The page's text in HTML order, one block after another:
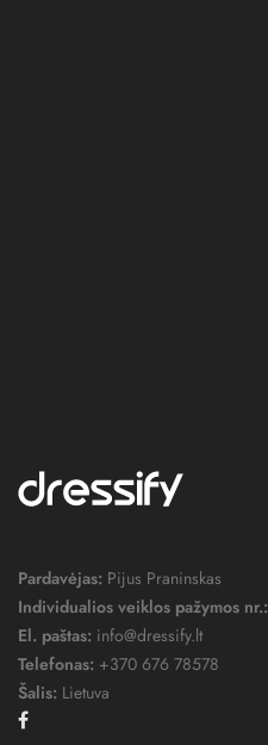
Pardavėjas: Pijus Praninskas
Individualios veiklos pažymos nr.:
El. paštas: info@dressify.lt
Telefonas: +370 676 78578
Šalis: Lietuva